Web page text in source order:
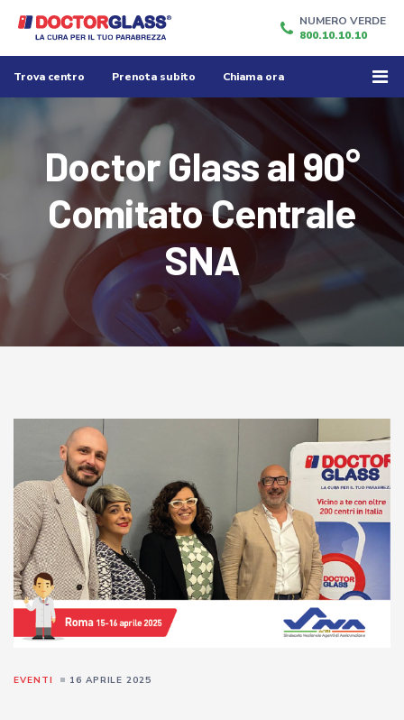
NUMERO VERDE
800.10.10.10
Trova centro Prenota subito Chiama ora
Doctor Glass al 90°
Comitato Centrale
SNA
EVENTI 16 APRILE 2025